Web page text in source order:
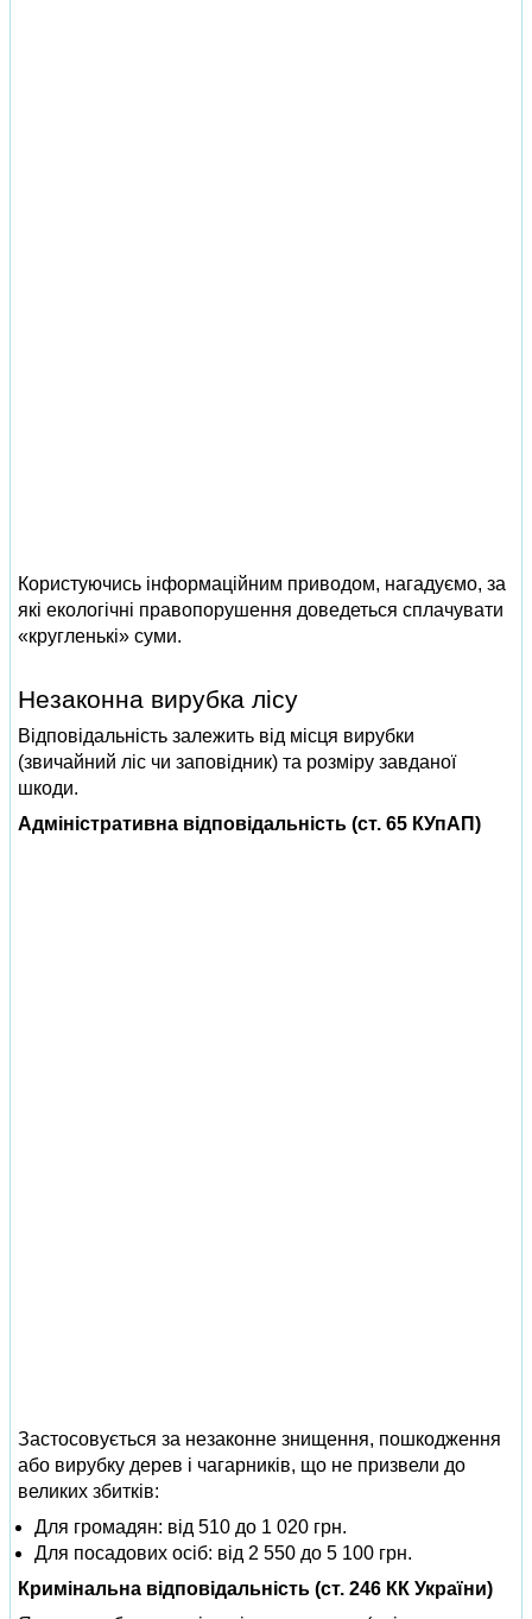
Користуючись інформаційним приводом, нагадуємо, за
які екологічні правопорушення доведеться сплачувати
«кругленькі» суми.
Незаконна вирубка лісу
Відповідальність залежить від місця вирубки
(звичайний ліс чи заповідник) та розміру завданої
шкоди.
Адміністративна відповідальність (ст. 65 КУпАП)
Застосовується за незаконне знищення, пошкодження
або вирубку дерев і чагарників, що не призвели до
великих збитків:
Для громадян: від 510 до 1 020 грн.
Для посадових осіб: від 2 550 до 5 100 грн.
Кримінальна відповідальність (ст. 246 КК України)